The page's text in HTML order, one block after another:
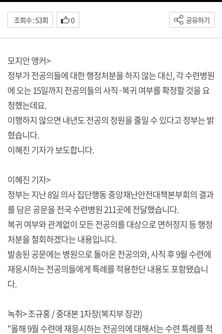
조회수 : 53회 0 공유하기
모지안 앵커>
정부가 전공의들에 대한 행정처분을 하지 않는 대신, 각 수련병원
에 오는 15일까지 전공의들의 사직·복귀 여부를 확정할 것을 요
청했는데요.
이행하지 않으면 내년도 전공의 정원을 줄일 수 있다고 정부는 밝
혔습니다.
이혜진 기자가 보도합니다.
이혜진 기자>
정부는 지난 8일 의사 집단행동 중앙재난안전대책본부회의 결과
를 담은 공문을 전국 수련병원 211곳에 전달했습니다.
복귀 여부와 관계없이 모든 전공의를 대상으로 면허정지 등 행정
처분을 철회하겠다는 내용입니다.
발송된 공문에는 병원으로 돌아온 전공의와, 사직 후 9월 수련에
재응시하는 전공의들에게 특례를 적용한단 내용도 포함됐습니
다.
녹취> 조규홍 / 중대본 1차장(복지부 장관)
"올해 9월 수련에 재응시하는 전공의에 대해서는 수련 특례를 적